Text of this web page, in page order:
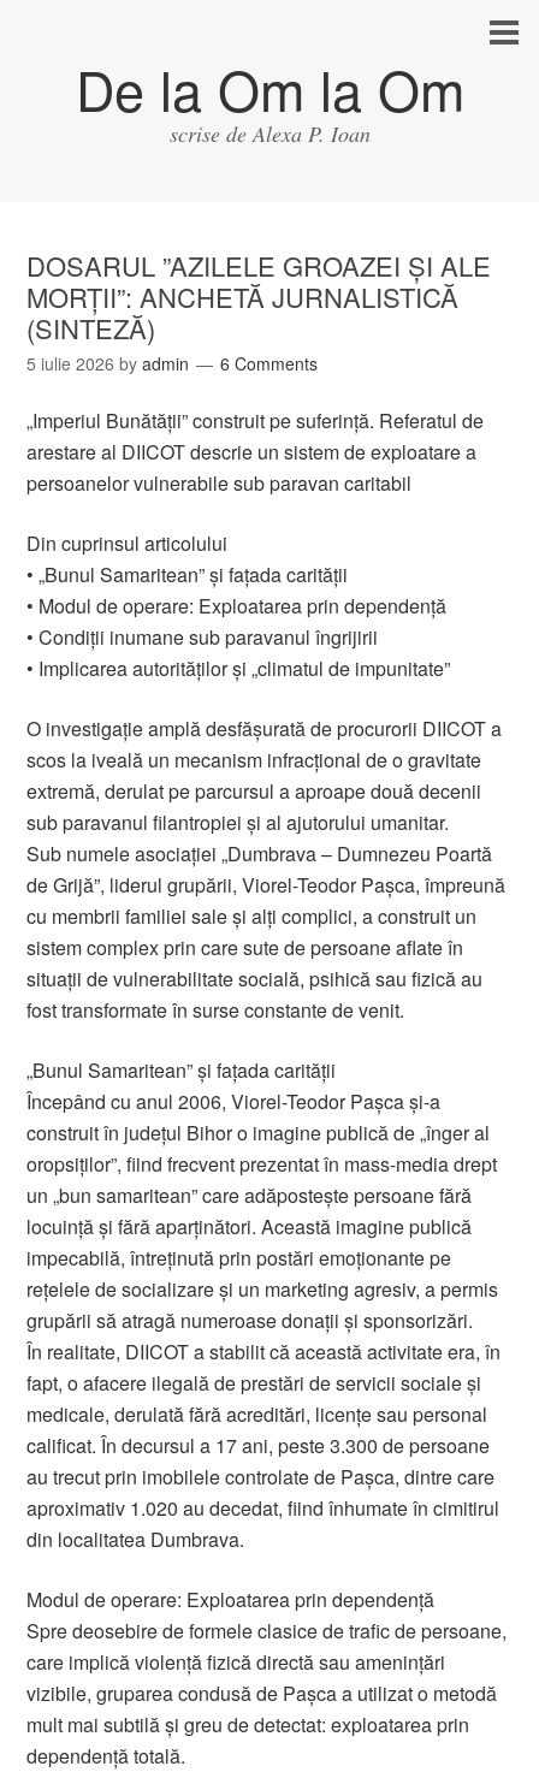
De la Om la Om
scrise de Alexa P. Ioan
DOSARUL ”AZILELE GROAZEI ȘI ALE
MORȚII”: ANCHETĂ JURNALISTICĂ
(SINTEZĂ)
5 iulie 2026 byadmin 6 Comments
„Imperiul Bunătății” construit pe suferință. Referatul de
arestare al DIICOT descrie un sistem de exploatare a
persoanelor vulnerabile sub paravan caritabil
Din cuprinsul articolului
• „Bunul Samaritean” și fațada carității
• Modul de operare: Exploatarea prin dependență
• Condiții inumane sub paravanul îngrijirii
• Implicarea autorităților și „climatul de impunitate”
O investigație amplă desfășurată de procurorii DIICOT a
scos la iveală un mecanism infracțional de o gravitate
extremă, derulat pe parcursul a aproape două decenii
sub paravanul filantropiei și al ajutorului umanitar.
Sub numele asociației „Dumbrava – Dumnezeu Poartă
de Grijă”, liderul grupării, Viorel-Teodor Pașca, împreună
cu membrii familiei sale și alți complici, a construit un
sistem complex prin care sute de persoane aflate în
situații de vulnerabilitate socială, psihică sau fizică au
fost transformate în surse constante de venit.
„Bunul Samaritean” și fațada carității
Începând cu anul 2006, Viorel-Teodor Pașca și-a
construit în județul Bihor o imagine publică de „înger al
oropsiților”, fiind frecvent prezentat în mass-media drept
un „bun samaritean” care adăpostește persoane fără
locuință și fără aparținători. Această imagine publică
impecabilă, întreținută prin postări emoționante pe
rețelele de socializare și un marketing agresiv, a permis
grupării să atragă numeroase donații și sponsorizări.
În realitate, DIICOT a stabilit că această activitate era, în
fapt, o afacere ilegală de prestări de servicii sociale și
medicale, derulată fără acreditări, licențe sau personal
calificat. În decursul a 17 ani, peste 3.300 de persoane
au trecut prin imobilele controlate de Pașca, dintre care
aproximativ 1.020 au decedat, fiind înhumate în cimitirul
din localitatea Dumbrava.
Modul de operare: Exploatarea prin dependență
Spre deosebire de formele clasice de trafic de persoane,
care implică violență fizică directă sau amenințări
vizibile, gruparea condusă de Pașca a utilizat o metodă
mult mai subtilă și greu de detectat: exploatarea prin
dependență totală.